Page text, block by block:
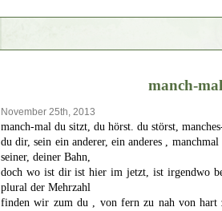
manch-mal
November 25th, 2013
manch-mal du sitzt, du hörst. du störst,
du dir, sein ein anderer, ein anderes ,
seiner, deiner Bahn,
doch wo ist dir ist hier im jetzt, ist irgendwo
plural der Mehrzahl
finden wir zum du , von fern zu nah von hart